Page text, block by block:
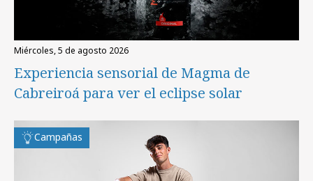
miércoles, 5 de agosto 2026
Experiencia sensorial de Magma de
Cabreiroá para ver el eclipse solar
Campañas